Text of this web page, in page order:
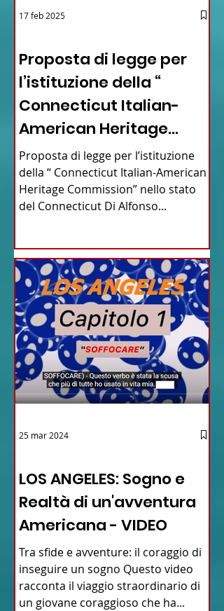
Proposta di legge per
l’istituzione della “
Connecticut Italian-
American Heritage
Commission” nello stato
del Connecticut
Proposta di legge per l’istituzione
della “ Connecticut Italian-American
Heritage Commission” nello stato
del Connecticut Di Alfonso...
17 feb 2025
LOS ANGELES: Sogno e
Realtà di un'avventura
Americana - VIDEO
Tra sfide e avventure: il coraggio di
inseguire un sogno Questo video
racconta il viaggio straordinario di
un giovane coraggioso che ha...
25 mar 2024